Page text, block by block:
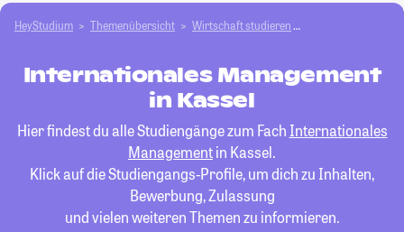
HeyStudium Themenübersicht Wirtschaft studieren
Internationales Management
in Kassel
Hier findest du alle Studiengänge zum Fach Internationales
Managementin Kassel.
Klick auf die Studiengangs-Profile, um dich zu Inhalten,
Bewerbung, Zulassung
und vielen weiteren Themen zu informieren.